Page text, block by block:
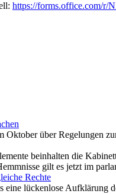
https://forms.office.com/r/
Oktober über Regelungen
beinhalten die
gilt es jetzt im
Rechte
eine lückenlose Aufklärung